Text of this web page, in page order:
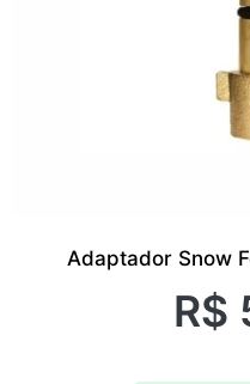
Adaptador Snow
R$